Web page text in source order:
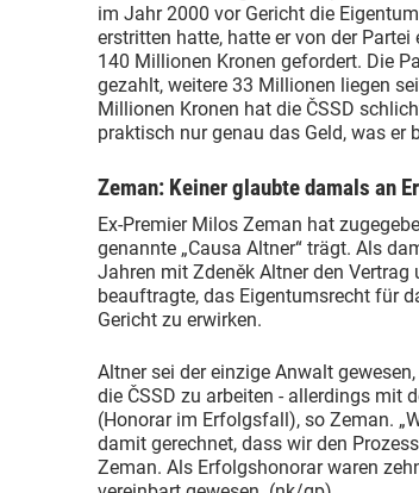
im Jahr 2000 vor Gericht die
erstritten hatte, hatte er von der
140 Millionen Kronen gefordert. Die
gezahlt, weitere 33 Millionen liegen
Millionen Kronen hat die ČSSD
praktisch nur genau das Geld, was er
Zeman: Keiner glaubte damals an
Ex-Premier Milos Zeman hat
genannte „Causa Altner“ trägt. Als
Jahren mit Zdeněk Altner den
beauftragte, das Eigentumsrecht für
Gericht zu erwirken.
Altner sei der einzige Anwalt
die ČSSD zu arbeiten - allerdings mit
(Honorar im Erfolgsfall), so Zeman.
damit gerechnet, dass wir den
Zeman. Als Erfolgshonorar waren